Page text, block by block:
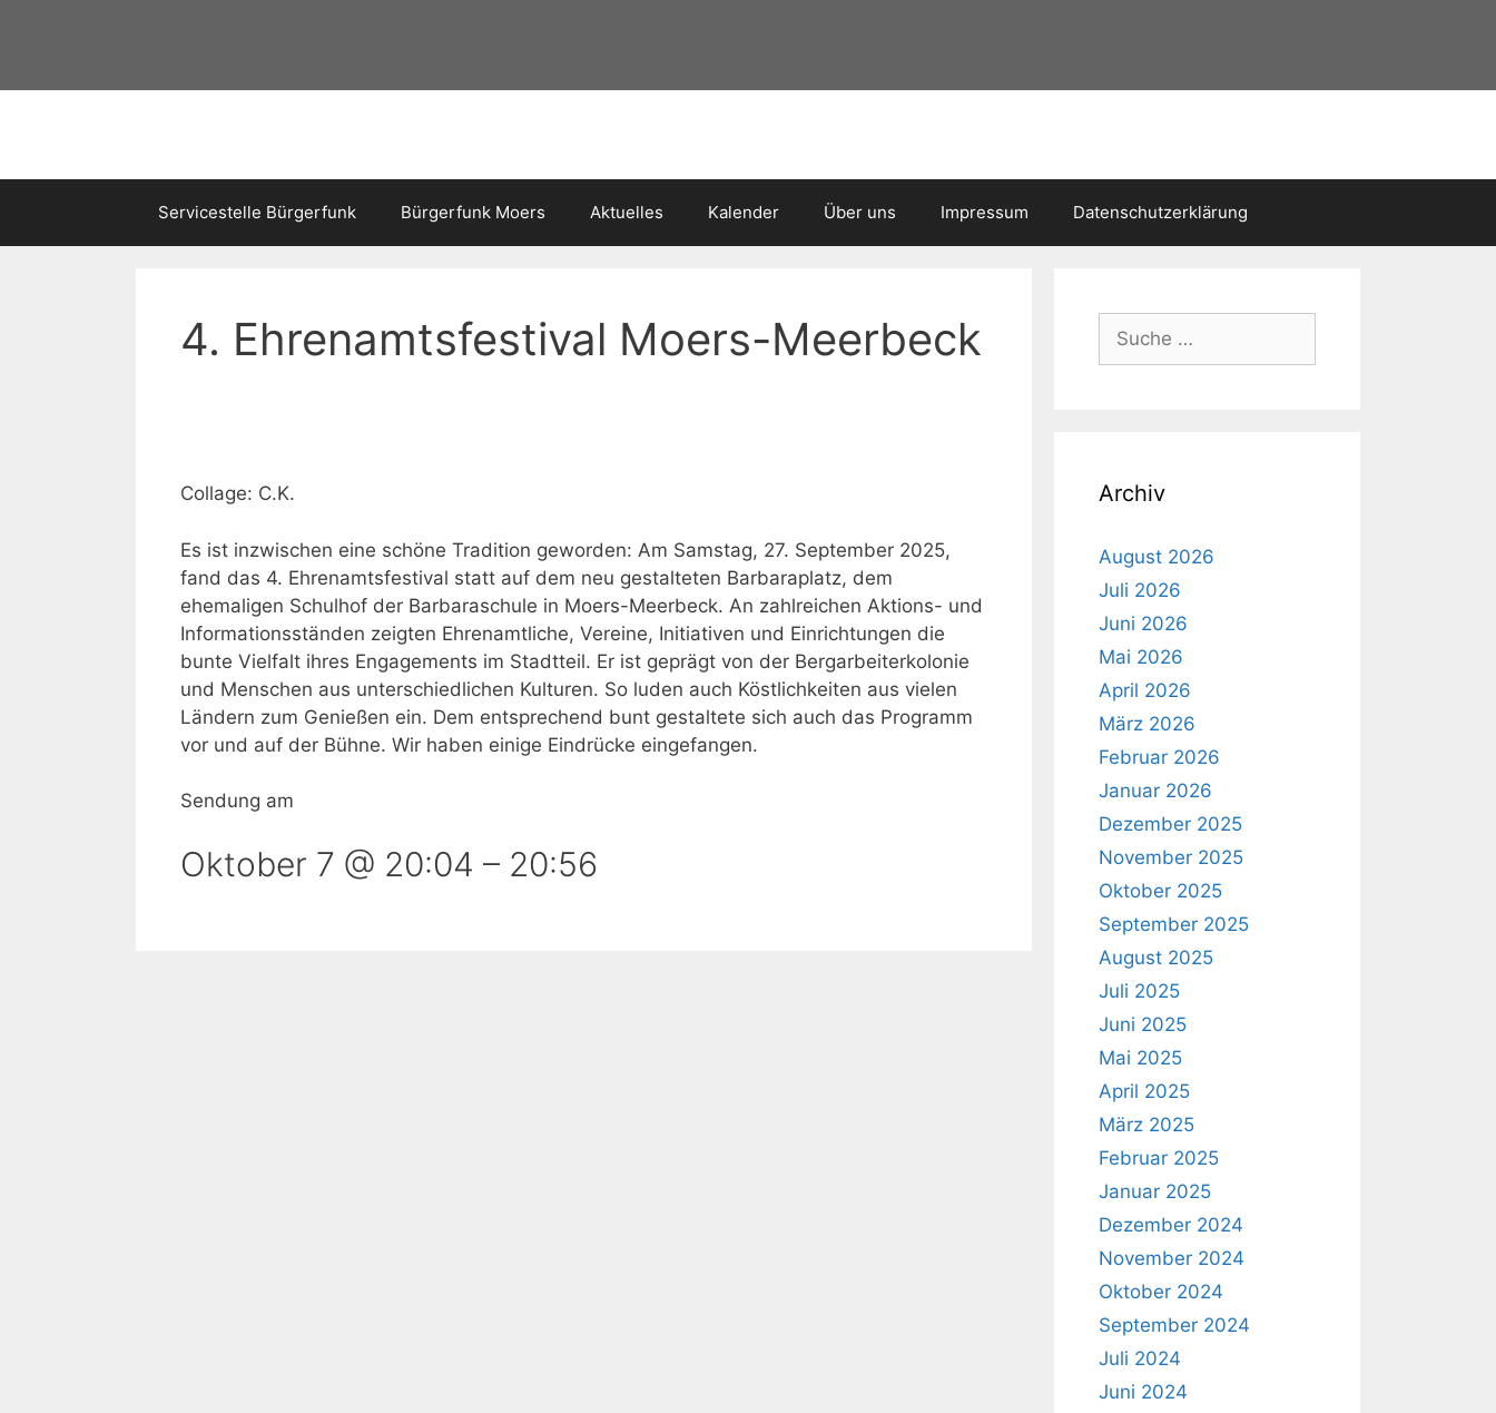
Servicestelle Bürgerfunk Bürgerfunk Moers Aktuelles Kalender Über uns Impressum Datenschutzerklärung
4. Ehrenamtsfestival Moers-Meerbeck
Collage: C.K.
Es ist inzwischen eine schöne Tradition geworden: Am Samstag, 27. September 2025,
fand das 4. Ehrenamtsfestival statt auf dem neu gestalteten Barbaraplatz, dem
ehemaligen Schulhof der Barbaraschule in Moers-Meerbeck. An zahlreichen Aktions- und
Informationsständen zeigten Ehrenamtliche, Vereine, Initiativen und Einrichtungen die
bunte Vielfalt ihres Engagements im Stadtteil. Er ist geprägt von der Bergarbeiterkolonie
und Menschen aus unterschiedlichen Kulturen. So luden auch Köstlichkeiten aus vielen
Ländern zum Genießen ein. Dem entsprechend bunt gestaltete sich auch das Programm
vor und auf der Bühne. Wir haben einige Eindrücke eingefangen.
Sendung am
Oktober 7 @ 20:04 – 20:56
Suche
nach:
Archiv
August 2026
Juli 2026
Juni 2026
Mai 2026
April 2026
März 2026
Februar 2026
Januar 2026
Dezember 2025
November 2025
Oktober 2025
September 2025
August 2025
Juli 2025
Juni 2025
Mai 2025
April 2025
März 2025
Februar 2025
Januar 2025
Dezember 2024
November 2024
Oktober 2024
September 2024
Juli 2024
Juni 2024